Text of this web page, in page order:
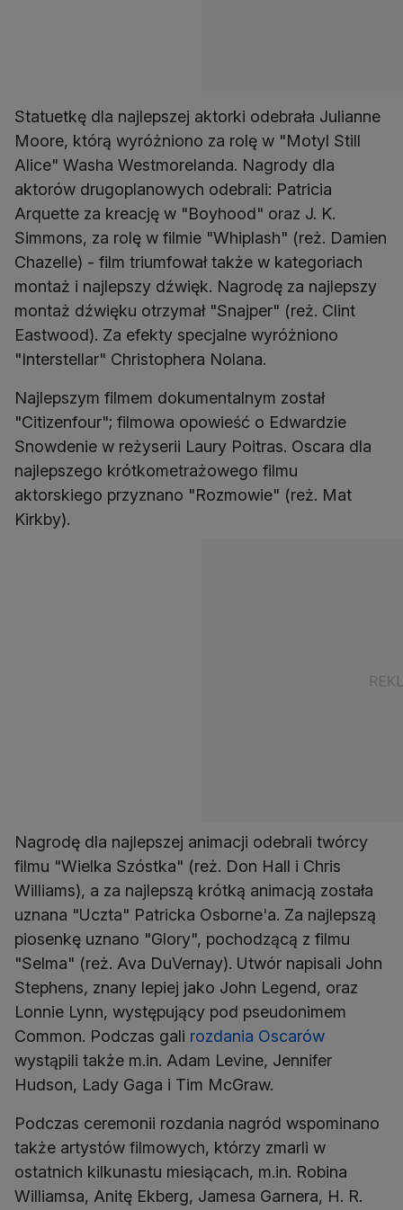
Statuetkę dla najlepszej aktorki odebrała Julianne
Moore, którą wyróżniono za rolę w "Motyl Still
Alice" Washa Westmorelanda. Nagrody dla
aktorów drugoplanowych odebrali: Patricia
Arquette za kreację w "Boyhood" oraz J. K.
Simmons, za rolę w filmie "Whiplash" (reż. Damien
Chazelle) - film triumfował także w kategoriach
montaż i najlepszy dźwięk. Nagrodę za najlepszy
montaż dźwięku otrzymał "Snajper" (reż. Clint
Eastwood). Za efekty specjalne wyróżniono
"Interstellar" Christophera Nolana.
Najlepszym filmem dokumentalnym został
"Citizenfour"; filmowa opowieść o Edwardzie
Snowdenie w reżyserii Laury Poitras. Oscara dla
najlepszego krótkometrażowego filmu
aktorskiego przyznano "Rozmowie" (reż. Mat
Kirkby).
Nagrodę dla najlepszej animacji odebrali twórcy
filmu "Wielka Szóstka" (reż. Don Hall i Chris
Williams), a za najlepszą krótką animacją została
uznana "Uczta" Patricka Osborne'a. Za najlepszą
piosenkę uznano "Glory", pochodzącą z filmu
"Selma" (reż. Ava DuVernay). Utwór napisali John
Stephens, znany lepiej jako John Legend, oraz
Lonnie Lynn, występujący pod pseudonimem
Common. Podczas gali rozdania Oscarów
wystąpili także m.in. Adam Levine, Jennifer
Hudson, Lady Gaga i Tim McGraw.
Podczas ceremonii rozdania nagród wspominano
także artystów filmowych, którzy zmarli w
ostatnich kilkunastu miesiącach, m.in. Robina
Williamsa, Anitę Ekberg, Jamesa Garnera, H. R.